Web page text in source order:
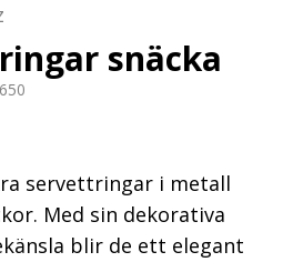
snäcka
servettringar i metall
Med sin dekorativa
blir de ett elegant